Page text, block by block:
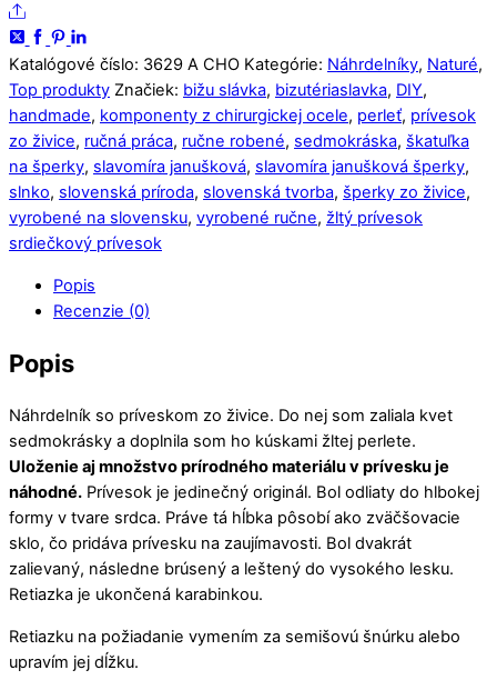
a
perleť
žltá
3D
srdce
3629
A
CHO
Share
Katalógové číslo: 3629 A CHO Kategórie: Náhrdelníky, Naturé,
Top produkty Značiek: bižu slávka, bizutériaslavka, DIY,
handmade, komponenty z chirurgickej ocele, perleť, prívesok
zo živice, ručná práca, ručne robené, sedmokráska, škatuľka
na šperky, slavomíra janušková, slavomíra janušková šperky,
slnko, slovenská príroda, slovenská tvorba, šperky zo živice,
vyrobené na slovensku, vyrobené ručne, žltý prívesok
srdiečkový prívesok
Popis
Recenzie (0)
Popis
Náhrdelník so príveskom zo živice. Do nej som zaliala kvet
sedmokrásky a doplnila som ho kúskami žltej perlete.
Uloženie aj množstvo prírodného materiálu v prívesku je
náhodné. Prívesok je jedinečný originál. Bol odliaty do hlbokej
formy v tvare srdca. Práve tá hĺbka pôsobí ako zväčšovacie
sklo, čo pridáva prívesku na zaujímavosti. Bol dvakrát
zalievaný, následne brúsený a leštený do vysokého lesku.
Retiazka je ukončená karabinkou.
Retiazku na požiadanie vymením za semišovú šnúrku alebo
upravím jej dĺžku.